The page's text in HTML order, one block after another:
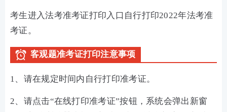
考生进入法考准考证打印入口自行打印2022年法考准
考证。
客观题准考证打印注意事项
1、请在规定时间内自行打印准考证。
2、请点击“在线打印准考证”按钮，系统会弹出新窗